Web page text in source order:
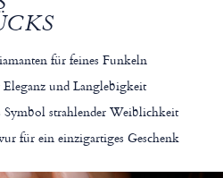
für feines Funkeln
und Langlebigkeit
Symbol strahlender Weiblichkeit
für ein einzigartiges Geschenk